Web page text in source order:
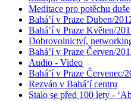
Meditace pro potěchu duše
Bahá’í v Praze Duben/
Bahá’í v Praze Květen/
Dobrovolnictví,
Bahá’í v Praze Červen/
Audio - Video
Bahá’í v Praze Červenec/
Rezván v Bahá’í centru
Stalo se před 100 lety -